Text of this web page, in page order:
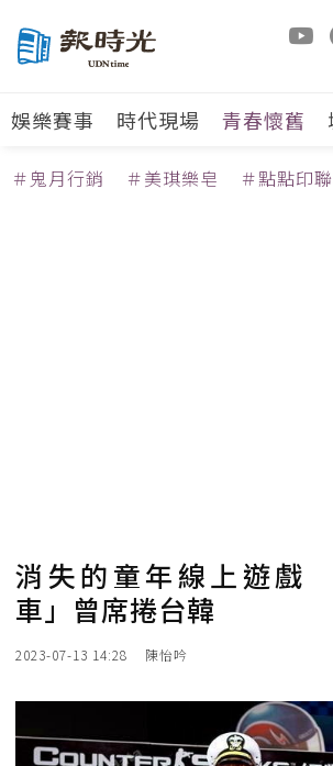
娛樂賽事 時代現場 青春懷舊
＃鬼月行銷 ＃美琪樂皂 ＃點點印
消失的童年線上遊戲
車」曾席捲台韓
2023-07-13 14:28 陳怡吟